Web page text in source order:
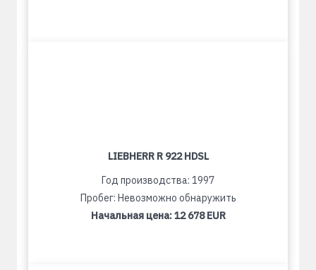
LIEBHERR R 922 HDSL
Год производства: 1997
Пробег: Невозможно обнаружить
Начальная цена:12 678 EUR